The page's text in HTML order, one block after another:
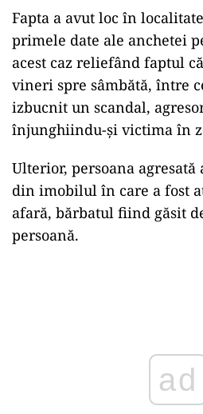
Fapta a avut loc în
primele date ale anchetei
acest caz reliefând faptul
vineri spre sâmbătă, între
izbucnit un scandal,
înjunghiindu-şi victima în
Ulterior, persoana agresată
din imobilul în care a fost
afară, bărbatul fiind găsit
persoană.